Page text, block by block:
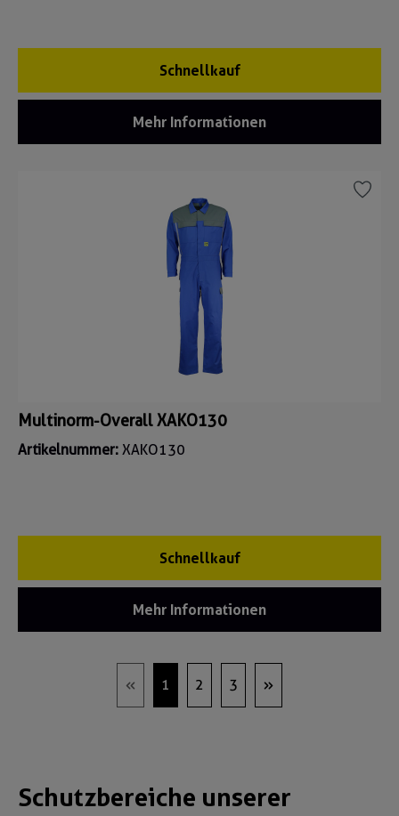
Schnellkauf
Mehr Informationen
Multinorm-Overall XAKO130
Artikelnummer: XAKO130
Schnellkauf
Mehr Informationen
1 2 3
Schutzbereiche unserer